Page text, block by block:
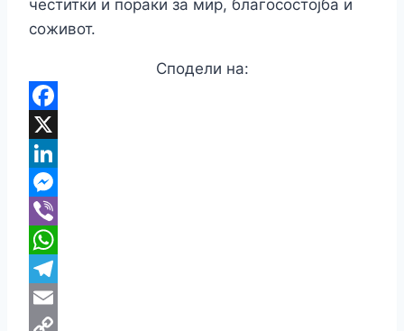
честитки и пораки за мир, благосостојба и
соживот.
Сподели на: